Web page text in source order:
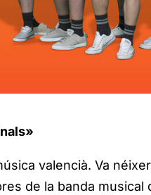
valencià. Va
de la banda